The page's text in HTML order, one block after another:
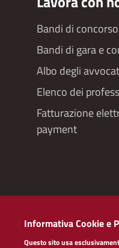
Bandi di concorso
Bandi di gara e
Albo degli
Elenco dei
Fatturazione
payment
Redazioneweb
Dichiarazione di
Informativa Cookie e
Questo sito usa